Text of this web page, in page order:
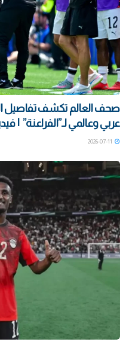
صحف العالم تكشف تفاصيل
عربي وعالمي لـ”الفراعنة” |